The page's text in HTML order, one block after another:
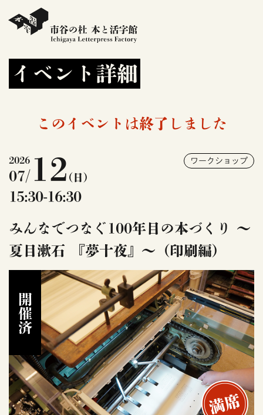
イベント詳細
このイベントは終了しました
2026
07/ 12 (日)
15:30-16:30
ワークショップ
みんなでつなぐ100年目の本づくり ～
夏目漱石 『夢十夜』～（印刷編）
開催済